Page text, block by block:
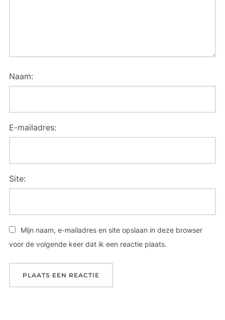
Naam:
E-mailadres:
Site:
Mijn naam, e-mailadres en site opslaan in deze browser
voor de volgende keer dat ik een reactie plaats.